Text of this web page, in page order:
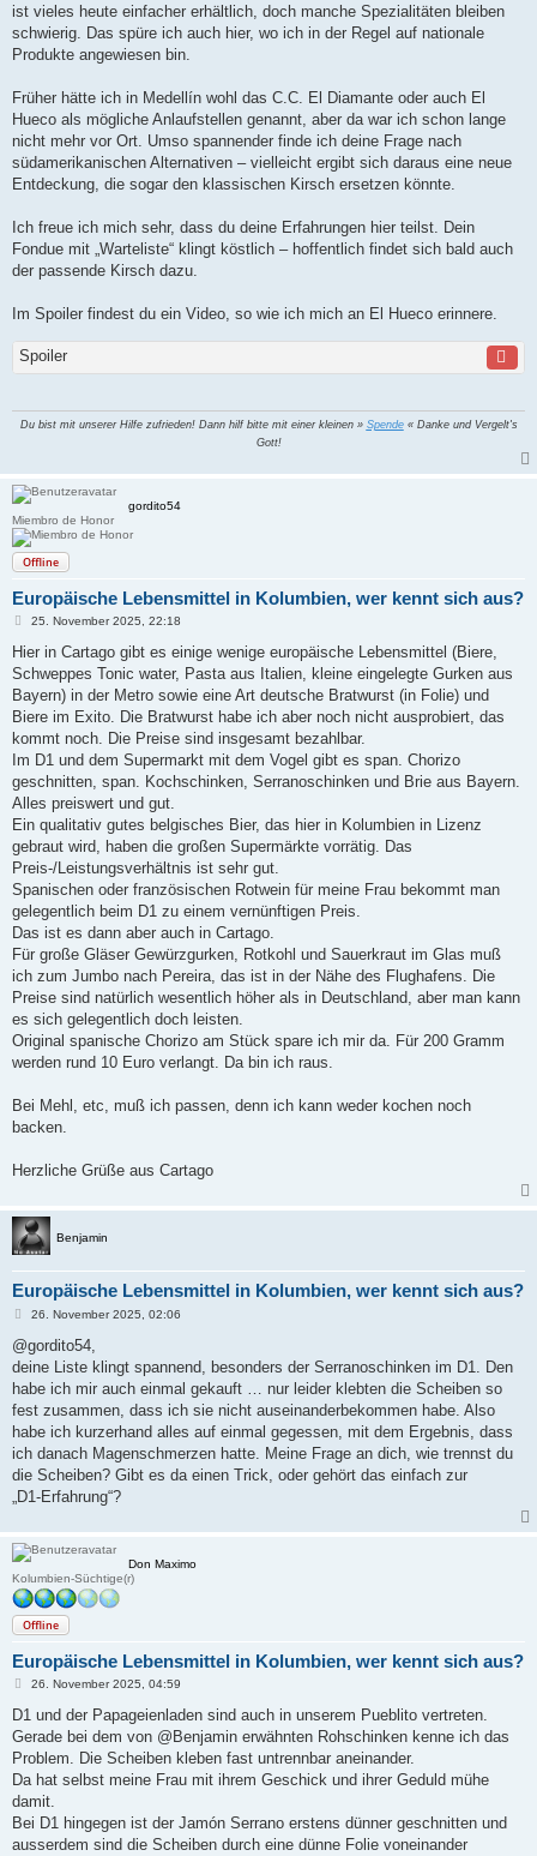
ist vieles heute einfacher erhältlich, doch manche Spezialitäten bleiben
schwierig. Das spüre ich auch hier, wo ich in der Regel auf nationale
Produkte angewiesen bin.
Früher hätte ich in Medellín wohl das C.C. El Diamante oder auch El
Hueco als mögliche Anlaufstellen genannt, aber da war ich schon lange
nicht mehr vor Ort. Umso spannender finde ich deine Frage nach
südamerikanischen Alternativen – vielleicht ergibt sich daraus eine neue
Entdeckung, die sogar den klassischen Kirsch ersetzen könnte.
Ich freue ich mich sehr, dass du deine Erfahrungen hier teilst. Dein
Fondue mit „Warteliste“ klingt köstlich – hoffentlich findet sich bald auch
der passende Kirsch dazu.
Im Spoiler findest du ein Video, so wie ich mich an El Hueco erinnere.
Spoiler
Du bist mit unserer Hilfe zufrieden! Dann hilf bitte mit einer kleinen » Spende« Danke und Vergelt's
Gott!
gordito54
Miembro de Honor
Offline
Europäische Lebensmittel in Kolumbien, wer kennt sich aus?
B
i
r
a
g
25. November 2025, 22:18
Hier in Cartago gibt es einige wenige europäische Lebensmittel (Biere,
Schweppes Tonic water, Pasta aus Italien, kleine eingelegte Gurken aus
Bayern) in der Metro sowie eine Art deutsche Bratwurst (in Folie) und
Biere im Exito. Die Bratwurst habe ich aber noch nicht ausprobiert, das
kommt noch. Die Preise sind insgesamt bezahlbar.
Im D1 und dem Supermarkt mit dem Vogel gibt es span. Chorizo
geschnitten, span. Kochschinken, Serranoschinken und Brie aus Bayern.
Alles preiswert und gut.
Ein qualitativ gutes belgisches Bier, das hier in Kolumbien in Lizenz
gebraut wird, haben die großen Supermärkte vorrätig. Das
Preis-/Leistungsverhältnis ist sehr gut.
Spanischen oder französischen Rotwein für meine Frau bekommt man
gelegentlich beim D1 zu einem vernünftigen Preis.
Das ist es dann aber auch in Cartago.
Für große Gläser Gewürzgurken, Rotkohl und Sauerkraut im Glas muß
ich zum Jumbo nach Pereira, das ist in der Nähe des Flughafens. Die
Preise sind natürlich wesentlich höher als in Deutschland, aber man kann
es sich gelegentlich doch leisten.
Original spanische Chorizo am Stück spare ich mir da. Für 200 Gramm
werden rund 10 Euro verlangt. Da bin ich raus.
Bei Mehl, etc, muß ich passen, denn ich kann weder kochen noch
backen.
Herzliche Grüße aus Cartago
Benjamin
Europäische Lebensmittel in Kolumbien, wer kennt sich aus?
B
i
t
r
a
26. November 2025, 02:06
@​gordito54,
deine Liste klingt spannend, besonders der Serranoschinken im D1. Den
habe ich mir auch einmal gekauft … nur leider klebten die Scheiben so
fest zusammen, dass ich sie nicht auseinanderbekommen habe. Also
habe ich kurzerhand alles auf einmal gegessen, mit dem Ergebnis, dass
ich danach Magenschmerzen hatte. Meine Frage an dich, wie trennst du
die Scheiben? Gibt es da einen Trick, oder gehört das einfach zur
„D1‑Erfahrung“?
Don Maximo
Kolumbien-Süchtige(r)
Offline
Europäische Lebensmittel in Kolumbien, wer kennt sich aus?
B
i
r
a
26. November 2025, 04:59
D1 und der Papageienladen sind auch in unserem Pueblito vertreten.
Gerade bei dem von @Benjamin erwähnten Rohschinken kenne ich das
Problem. Die Scheiben kleben fast untrennbar aneinander.
Da hat selbst meine Frau mit ihrem Geschick und ihrer Geduld mühe
damit.
Bei D1 hingegen ist der Jamón Serrano erstens dünner geschnitten und
ausserdem sind die Scheiben durch eine dünne Folie voneinander